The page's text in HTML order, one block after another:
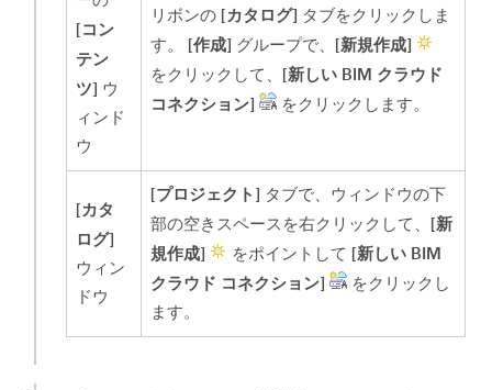
[コン
テン
ツ] ウ
ィンド
ウ
リボンの [カタログ] タブをクリックしま
す。 [作成] グループで、 [新規作成]
をクリックして、 [新しい BIM クラウド
コネクション]
をクリックします。
[カタ
ログ]
ウィン
ドウ
[プロジェクト] タブで、ウィンドウの下
部の空きスペースを右クリックして、 [新
規作成]
をポイントして [新しい BIM
クラウド コネクション]
をクリックし
ます。